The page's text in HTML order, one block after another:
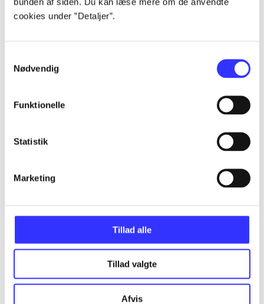
cookies under ”Detaljer”.
Nødvendig
Funktionelle
Statistik
Marketing
Tillad alle
Tillad valgte
Afvis
...
...
...
The roots of chaos